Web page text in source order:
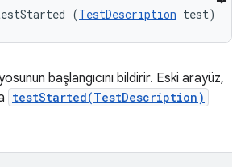
(TestDescription test)
başlangıcını bildirir. Eski arayüz,
testStarted(TestDescription)